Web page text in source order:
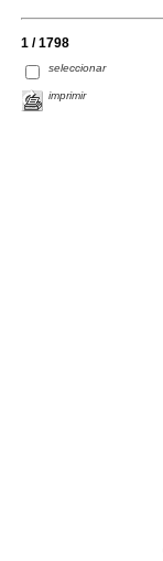
1 / 1798
seleccionar
imprimir